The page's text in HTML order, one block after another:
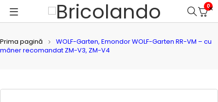
0
Prima pagină
WOLF-Garten, Emondor WOLF-Garten RR-VM – cu
mâner recomandat ZM-V3, ZM-V4